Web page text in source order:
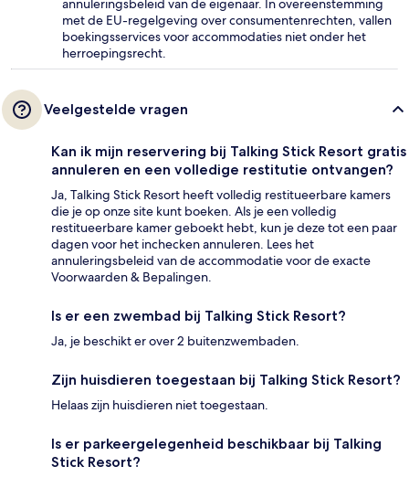
annuleringsbeleid van de eigenaar. In overeenstemming
met de EU-regelgeving over consumentenrechten, vallen
boekingsservices voor accommodaties niet onder het
herroepingsrecht.
Veelgestelde vragen
Kan ik mijn reservering bij Talking Stick Resort gratis
annuleren en een volledige restitutie ontvangen?
Ja, Talking Stick Resort heeft volledig restitueerbare kamers
die je op onze site kunt boeken. Als je een volledig
restitueerbare kamer geboekt hebt, kun je deze tot een paar
dagen voor het inchecken annuleren. Lees het
annuleringsbeleid van de accommodatie voor de exacte
Voorwaarden & Bepalingen.
Is er een zwembad bij Talking Stick Resort?
Ja, je beschikt er over 2 buitenzwembaden.
Zijn huisdieren toegestaan bij Talking Stick Resort?
Helaas zijn huisdieren niet toegestaan.
Is er parkeergelegenheid beschikbaar bij Talking
Stick Resort?